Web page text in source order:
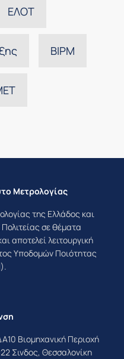
ΕΛΟΤ
BIPM
Μετρολογίας
της Ελλάδος και
σε θέματα
αποτελεί λειτουργική
Υποδομών Ποιότητας
Βιομηχανική Περιοχή
Σινδος, Θεσσαλονίκη